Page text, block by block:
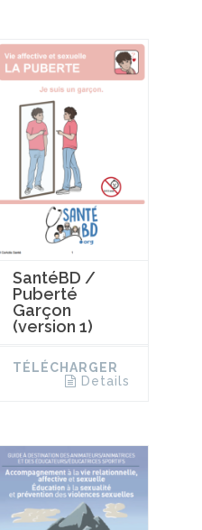
SantéBD /
Puberté
Garçon
(version 1)
TÉLÉCHARGER
Details